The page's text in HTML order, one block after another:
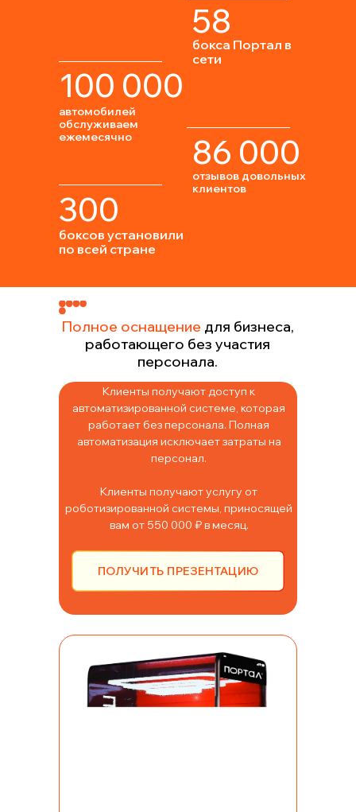
бокса Портал в
сети
автомобилей
обслуживаем
ежемесячно
боксов установили
по всей стране
отзывов довольных
клиентов
100 000
58
86 000
300
Полное оснащение для бизнеса,
работающего без участия
персонала.
Клиенты получают доступ к
автоматизированной системе, которая
работает без персонала. Полная
автоматизация исключает затраты на
персонал.
Клиенты получают услугу от
роботизированной системы, приносящей
вам от 550 000 ₽ в месяц.
ПОЛУЧИТЬ ПРЕЗЕНТАЦИЮ